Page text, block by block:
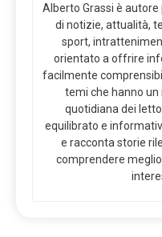
Alberto Grassi è autore
di notizie, attualità,
sport,
orientato a offrire
facilmente
temi che hanno
quotidiana dei
equilibrato e
e racconta storie
comprendere